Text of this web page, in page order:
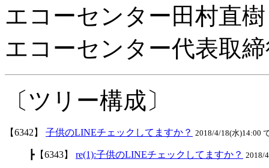
エコーセンター田村直樹
エコーセンター代表取
〔ツリー構成〕
【6342】 子供のLINEチェックしてますか？ 2018/4/18(水)14:00
┣【6343】 re(1):子供のLINEチェックしてますか？ 2018/